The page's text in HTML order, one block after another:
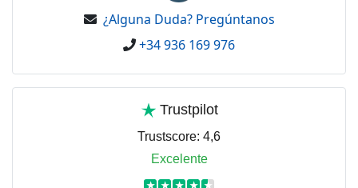
¿Alguna Duda? Pregúntanos
+34 936 169 976
Trustpilot
Trustscore: 4,6
Excelente
★ ★ ★ ★ ★